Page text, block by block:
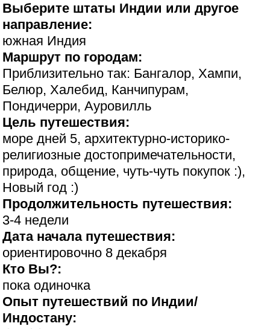
Выберите штаты Индии или другое
направление:
южная Индия
Маршрут по городам:
Приблизительно так: Бангалор, Хампи,
Белюр, Халебид, Канчипурам,
Пондичерри, Ауровилль
Цель путешествия:
море дней 5, архитектурно-историко-
религиозные достопримечательности,
природа, общение, чуть-чуть покупок :),
Новый год :)
Продолжительность путешествия:
3-4 недели
Дата начала путешествия:
ориентировочно 8 декабря
Кто Вы?:
пока одиночка
Опыт путешествий по Индии/
Индостану: